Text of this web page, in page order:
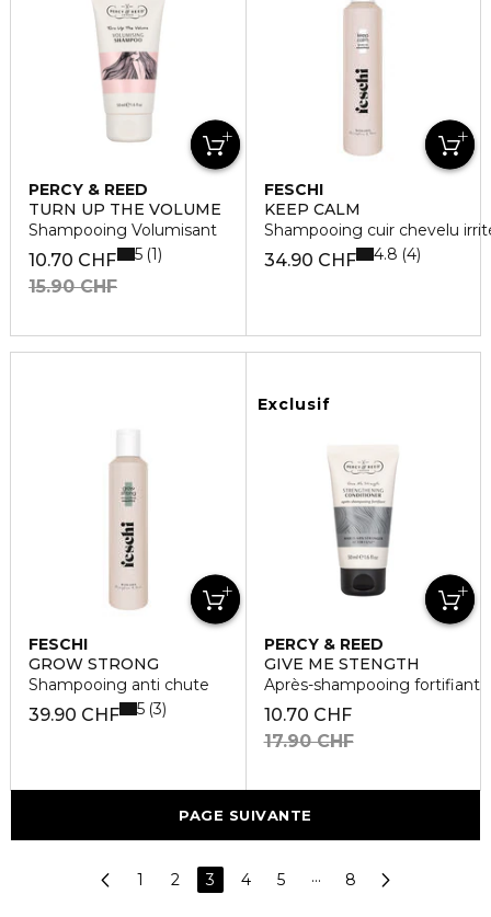
PERCY & REED
TURN UP THE VOLUME
Shampooing Volumisant
10.70 CHF
15.90 CHF
5 1
FESCHI
KEEP CALM
Shampooing cuir chevelu
34.90 CHF 4.8 4
FESCHI
GROW STRONG
Shampooing anti chute
39.90 CHF 5 3
Exclusif
PERCY & REED
GIVE ME STENGTH
Après-shampooing fortifiant
10.70 CHF
17.90 CHF
PAGE SUIVANTE
1 2 3 4 5 ··· 8